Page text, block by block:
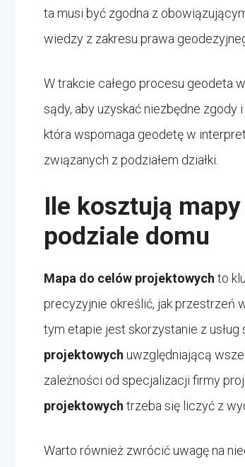
ta musi być zgodna z
wiedzy z zakresu prawa
W trakcie całego procesu geodeta
sądy, aby uzyskać niezbędne
która wspomaga geodetę w
związanych z podziałem działki.
Ile kosztują
podziale domu
Mapa do celów projektowych to
precyzyjnie określić, jak przestrzeń
tym etapie jest skorzystanie z
projektowych uwzględniającą
zależności od specjalizacji firmy
projektowych trzeba się liczyć z
Warto również zwrócić uwagę na